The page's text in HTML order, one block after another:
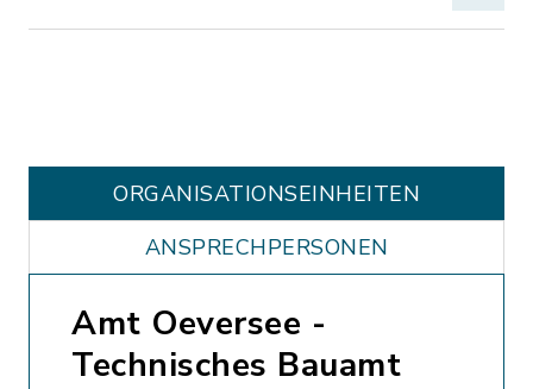
ORGANISATIONS­EINHEITEN
ANSPRECHPERSONEN
Amt Oeversee -
Technisches Bauamt